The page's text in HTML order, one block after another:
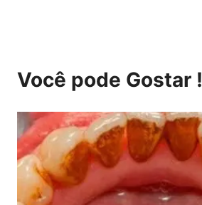
Você pode Gostar !